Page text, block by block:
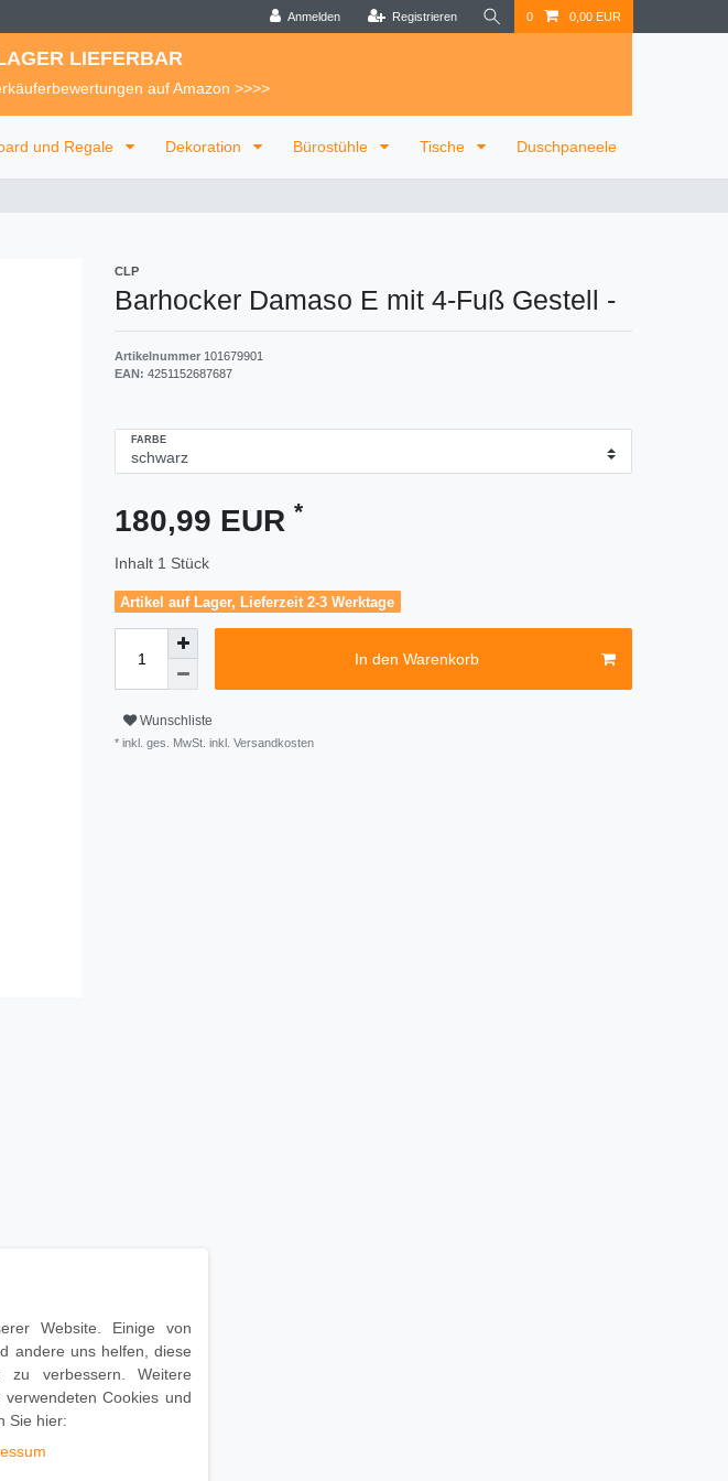
Anmelden Registrieren 0 0,00 EUR
LIEFERBAR
auf Amazon >>>>
und Regale Dekoration Bürostühle Tische Duschpaneele
CLP
Barhocker Damaso E mit 4-Fuß Gestell -
Artikelnummer 101679901
EAN: 4251152687687
FARBE
180,99 EUR *
Inhalt 1 Stück
Artikel auf Lager, Lieferzeit 2-3 Werktage
In den Warenkorb
Wunschliste
* inkl. ges. MwSt. inkl. Versandkosten
seinen
Website. Einige von
andere uns helfen, diese
zu verbessern. Weitere
Cookies und
Sie hier: